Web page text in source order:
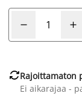
Rajoittamaton
Ei aikarajaa -